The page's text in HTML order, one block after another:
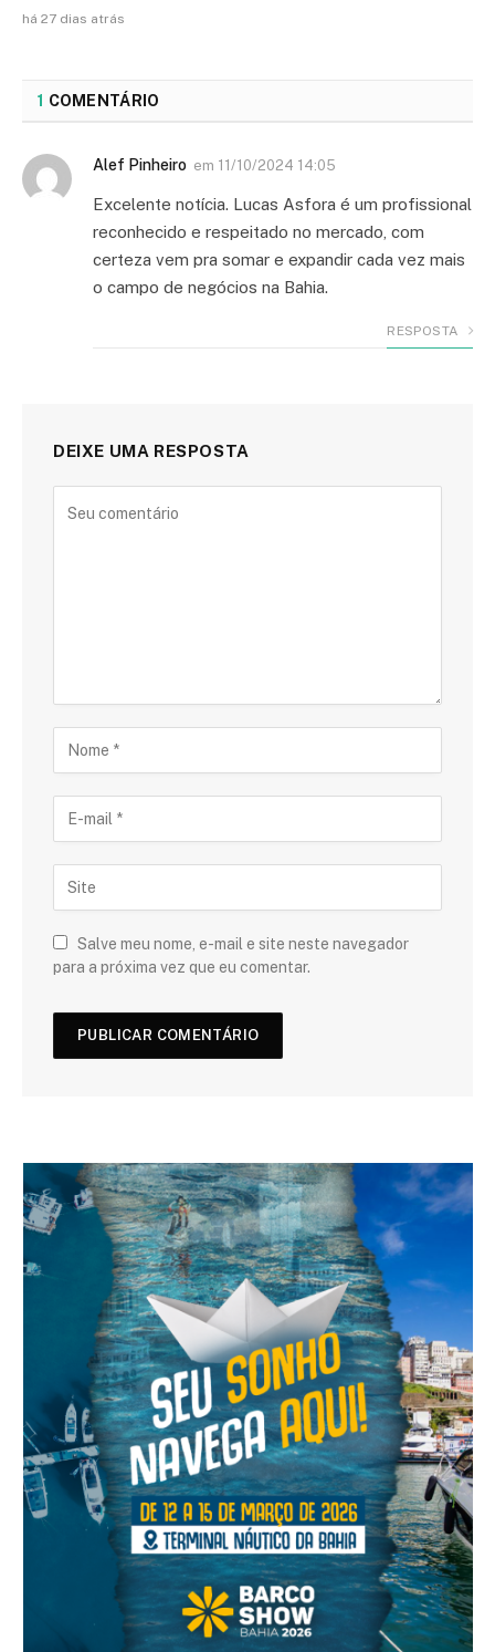
há 27 dias atrás
1 COMENTÁRIO
Alef Pinheiro em 11/10/2024 14:05
Excelente notícia. Lucas Asfora é um profissional
reconhecido e respeitado no mercado, com
certeza vem pra somar e expandir cada vez mais
o campo de negócios na Bahia.
RESPOSTA
DEIXE UMA RESPOSTA
Salve meu nome, e-mail e site neste navegador
para a próxima vez que eu comentar.